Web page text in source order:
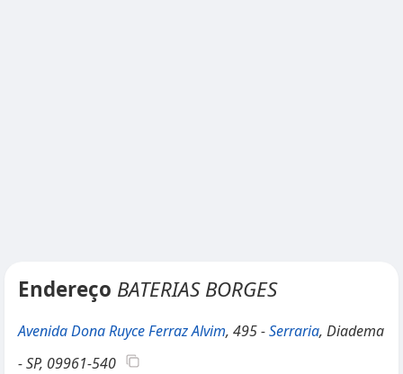
Endereço BATERIAS BORGES
Avenida Dona Ruyce Ferraz Alvim, 495 -Serraria, Diadema
- SP, 09961-540